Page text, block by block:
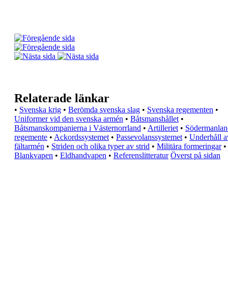
Relaterade länkar
• Svenska krig • Berömda svenska slag • Svenska regementen •
Uniformer vid den svenska armén • Båtsmanshållet •
Båtsmanskompanierna i Västernorrland • Artilleriet •
regemente • Ackordssystemet • Passevolanssystemet • Underhåll
fältarmén • Striden och olika typer av strid • Militära formeringar •
Blankvapen • Eldhandvapen • Referenslitteratur Överst på sidan